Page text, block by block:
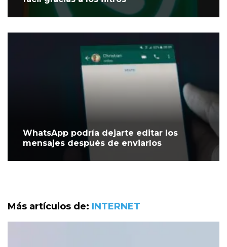
WhatsApp podría dejarte editar los
mensajes después de enviarlos
Más artículos de: INTERNET